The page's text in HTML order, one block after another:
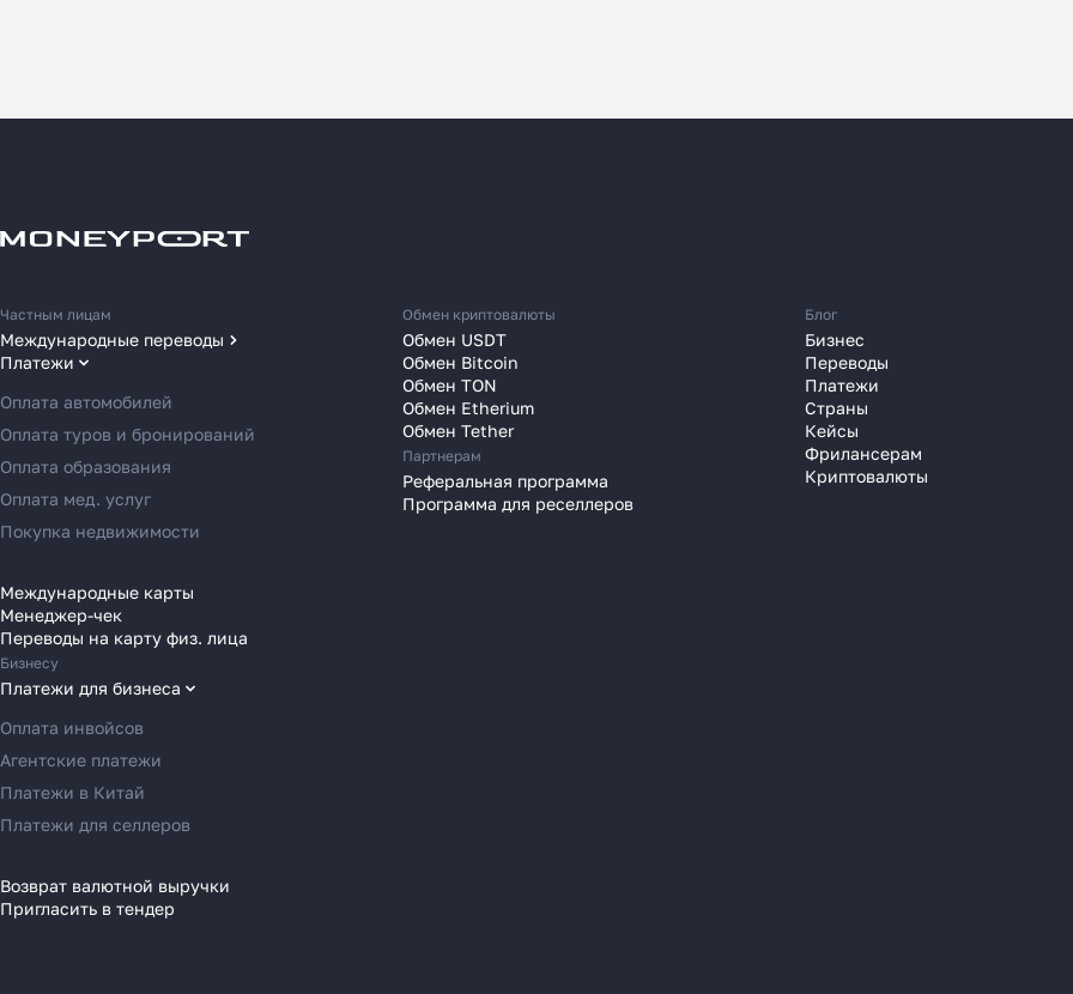
Частным лицам
Международные переводы
Переводы в США
Переводы в ОАЭ
Переводы в Европу
Переводы в Азию
Переводы в Россию
Переводы в Австрию
Переводы в Болгарию
Переводы в Венгрию
Переводы в Великобританию
Переводы в Грецию
Переводы в Германию
Переводы в Ирландию
Переводы в Испанию
Переводы в Италию
Переводы в Латвию
Переводы в Литву
Платежи
Оплата автомобилей
Оплата туров и бронирований
Оплата образования
Оплата мед. услуг
Покупка недвижимости
Международные карты
Менеджер-чек
Переводы на карту физ. лица
Бизнесу
Платежи для бизнеса
Оплата инвойсов
Агентские платежи
Платежи в Китай
Платежи для селлеров
Возврат валютной выручки
Пригласить в тендер
Обмен криптовалюты
Обмен USDT
Обмен Bitcoin
Обмен TON
Обмен Etherium
Обмен Tether
Партнерам
Реферальная программа
Программа для реселлеров
Блог
Бизнес
Переводы
Платежи
Страны
Кейсы
Фрилансерам
Криптовалюты
в 2025 году